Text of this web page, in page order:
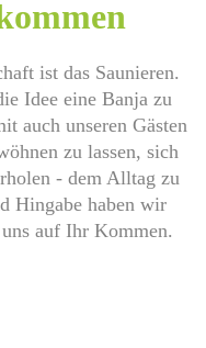
ist das Saunieren.
Idee eine Banja zu
auch unseren Gästen
zu lassen, sich
- dem Alltag zu
Hingabe haben wir
auf Ihr Kommen.